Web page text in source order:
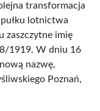
transformacja
lotnictwa
zaszczytne imię
1919. W dniu 16
nazwę,
Poznań,